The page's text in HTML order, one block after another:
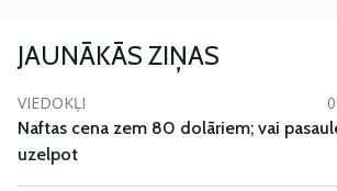
JAUNĀKĀS ZIŅAS
VIEDOKĻI
Naftas cena zem 80 dolāriem; vai
uzelpot